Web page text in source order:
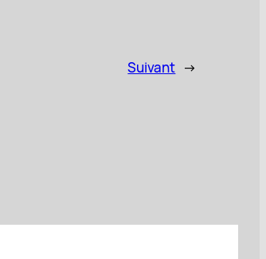
Suivant →